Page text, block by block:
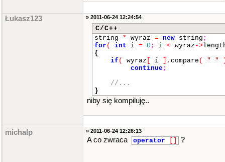
Łukasz123 » 2011-06-24 12:24:54
C/C++
string * wyraz = new string ;
for ( int i = 0 ; i < wyraz ->
{
if ( wyraz i . compare ( " "
continue;
//...
}
niby się kompiluję..
michalp » 2011-06-24 12:26:13
A co zwraca operator [] ?